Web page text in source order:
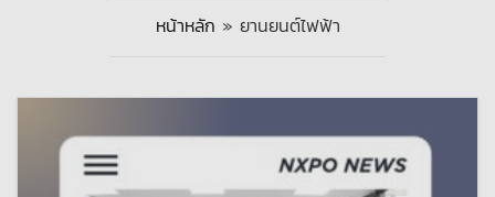
หน้าหลัก » ยานยนต์ไฟฟ้า